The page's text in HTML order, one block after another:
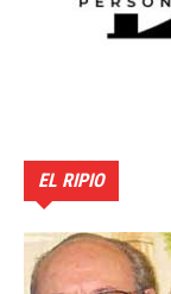
EL RIPIO